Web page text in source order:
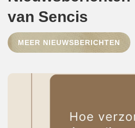
SHOP
OVER ONS
MERKEN
van Sencis
MEER NIEUWSBERICHTEN